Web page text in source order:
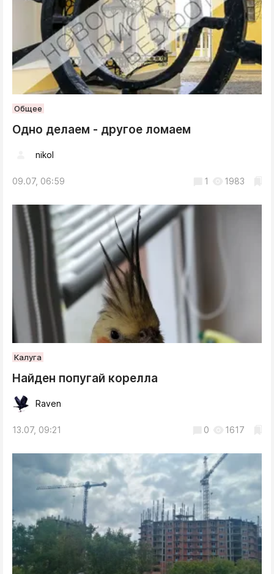
Общее
Одно делаем - другое ломаем
nikol
09.07, 06:59 1 1983
Калуга
Найден попугай корелла
Raven
13.07, 09:21 0 1617